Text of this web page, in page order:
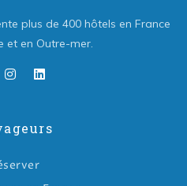
plus de 400 hôtels en France
et en Outre-mer.